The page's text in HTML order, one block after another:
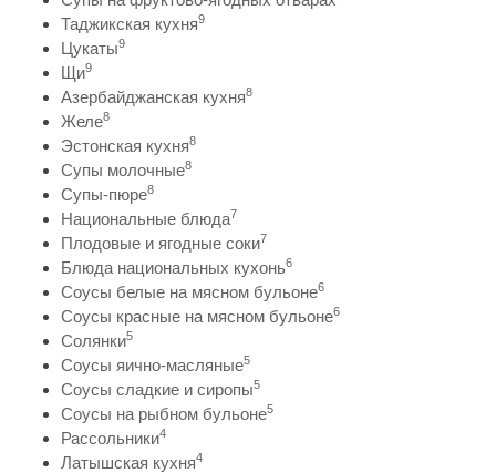
Таджикская кухня9
Цукаты9
Щи9
Азербайджанская кухня8
Желе8
Эстонская кухня8
Супы молочные8
Супы-пюре8
Национальные блюда7
Плодовые и ягодные соки7
Блюда национальных кухонь6
Соусы белые на мясном бульоне6
Соусы красные на мясном бульоне6
Солянки5
Соусы яично-масляные5
Соусы сладкие и сиропы5
Соусы на рыбном бульоне5
Рассольники4
Латышская кухня4